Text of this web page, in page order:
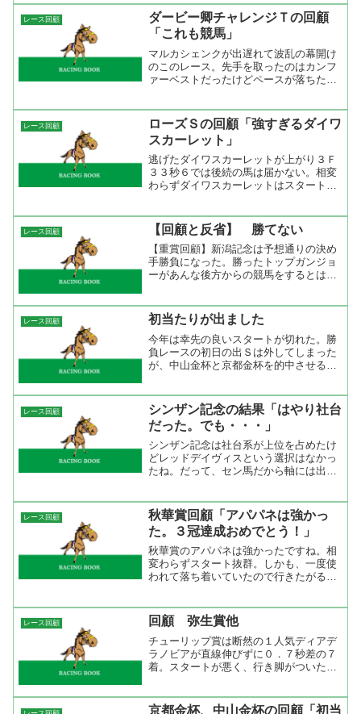
言があるように本命ばかり追いかけてい
ても花の山は見つけられな...
レース回顧
ダービー卿チャレンジＴの回顧
「これも競馬」
マルカシェンクが出遅れて波乱の幕開け
のこのレース。先手を取ったのはカンフ
ァーベストだったけどペースが落ちたと
結局ペースが上がらずに平凡な時計でサ
イレントプライドが逃げ切っ...
レース回顧
ローズＳの回顧「強すぎるダイワ
スカーレット」
逃げたダイワスカーレットが上がり３Ｆ
３３秒６では後続の馬は届かない。相変
わらずダイワスカーレットはスタートが
だったが掛かっているという感じではな
く、気合いが入っている程...
レース回顧 【回顧と反省】 勝てない
【重賞回顧】新潟記念は予想通りの決め
手勝負になった。勝ったトップガンジョ
ーがあんな後方からの競馬をするとは思
た僕は後藤が嫌いです。キーンランドＣ
はシーイズトウショウが何...
レース回顧 初当たりが出ました
今年は幸先の良いスタートが切れた。勝
負レースの初日の出Ｓは外してしまった
が、中山金杯と京都金杯を的中させるこ
「過去の傾向と近走成績からねらえるの
はサイレントプライド、アサ...
レース回顧
シンザン記念の結果「はやり社台
だった。でも・・・」
シンザン記念は社台系が上位を占めたけ
どレッドデイヴィスという選択はなかっ
たね。だって、セン馬だから軸には出来
さい馬が２戦連続で馬体減というのは体
調に問題があったのかもね...
レース回顧
秋華賞回顧「アパパネは強かっ
た。３冠達成おめでとう！」
秋華賞のアパパネは強かったですね。相
変わらずスタート抜群。しかも、一度使
われて落ち着いていたので行きたがるこ
いペースで引っ張ってくれたので追走も
楽に。勝負どころの４コーナ...
レース回顧 回顧 弥生賞他
チューリップ賞は断然の１人気ディアデ
ラノビアが直線伸びずに０．７秒差の７
着。スタートが悪く、行き脚がついたと
触。４２０キロの小型馬にはちょっと厳
京都金杯、中山金杯の回顧「初当